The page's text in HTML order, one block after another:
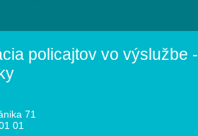
policajtov vo výslužbe -
71
01